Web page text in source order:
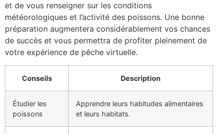
et de vous renseigner sur les conditions
météorologiques et l’activité des poissons. Une bonne
préparation augmentera considérablement vos chances
de succès et vous permettra de profiter pleinement de
votre expérience de pêche virtuelle.
Conseils Description
Étudier les
poissons
Apprendre leurs habitudes alimentaires
et leurs habitats.